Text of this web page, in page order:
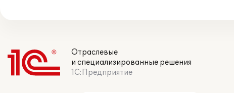
Отраслевые
и специализированные решения
1С:Предприятие